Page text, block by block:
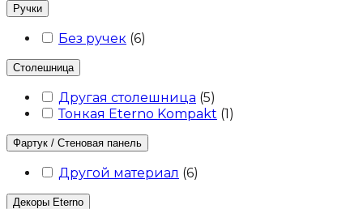
Ручки
Без ручек (6)
Столешница
Другая столешница (5)
Тонкая Eterno Kompakt (1)
Фартук / Стеновая панель
Другой материал (6)
Декоры Eterno